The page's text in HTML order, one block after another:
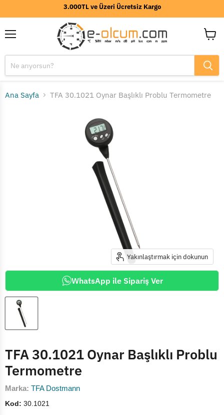
3.000TL ve Üzeri Ücretsiz Kargo
Ana Sayfa TFA 30.1021 Oynar Başlıklı Problu Termometre
Yakınlaştırmak için dokunun
WhatsApp ile Sipariş Ver
TFA 30.1021 Oynar Başlıklı Problu
Termometre
Marka: TFA Dostmann
Kod: 30.1021